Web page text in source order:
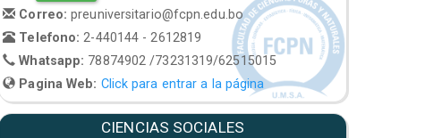
Correo:preuniversitario@fcpn.edu.bo
Telefono:2-440144 - 2612819
Whatsapp: 78874902 /73231319/62515015
Pagina Web: Click para entrar a la página
CIENCIAS SOCIALES